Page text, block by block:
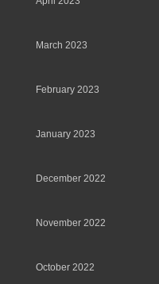
March 2023
February 2023
January 2023
December 2022
November 2022
October 2022